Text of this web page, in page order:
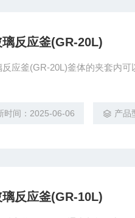
反应釜(GR-20L)
应釜(GR-20L)釜体的夹套内可
时间：2025-06-06 产品
反应釜(GR-10L)